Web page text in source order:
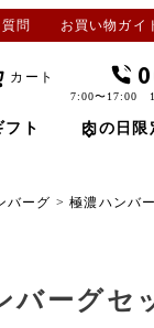
問 お買い物ガイ
カート
7:00〜17:00 1
フト 肉の日限
バーグ 極濃ハンバ
バーグセ